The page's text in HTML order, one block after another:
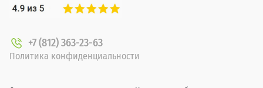
+7 (812) 363-23-63
Политика конфиденциальности